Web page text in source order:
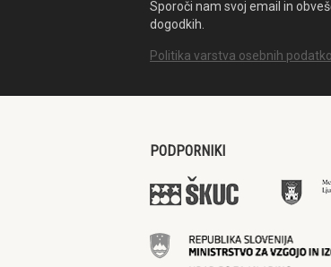
Sporoči nam svoj email in
dogodkih.
Politika varstva osebnih
PODPORNIKI